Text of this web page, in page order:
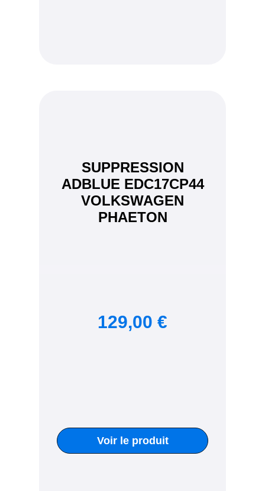
SUPPRESSION
ADBLUE EDC17CP44
VOLKSWAGEN
PHAETON
129,00 €
Voir le produit